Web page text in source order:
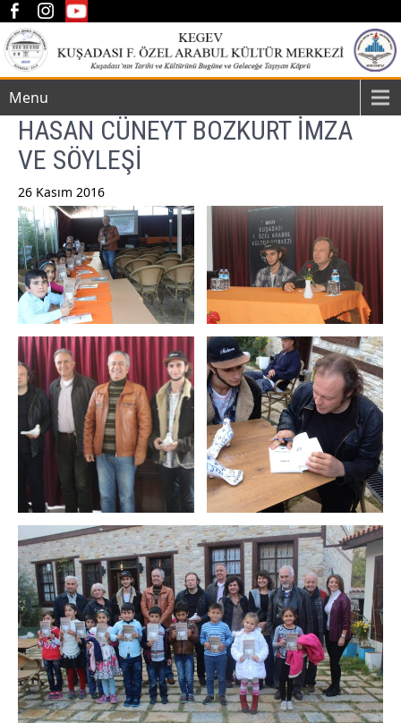
Menu
HASAN CÜNEYT BOZKURT İMZA
VE SÖYLEŞİ
26 Kasım 2016
Post
navigation